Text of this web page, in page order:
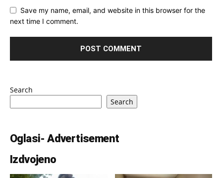
Save my name, email, and website in this browser for the
next time I comment.
Search
Search
Oglasi- Advertisement
Izdvojeno